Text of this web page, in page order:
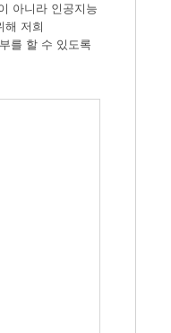
아니라 인공지능
해 저희
를 할 수 있도록